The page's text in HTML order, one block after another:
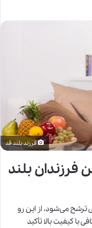
فرزند بلند قد
فرزندان بلند
ترشح می‌شود، از این رو
با کیفیت بالا تأکید